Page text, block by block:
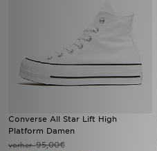
Converse All Star Lift High
Platform Damen
vorher95,00€